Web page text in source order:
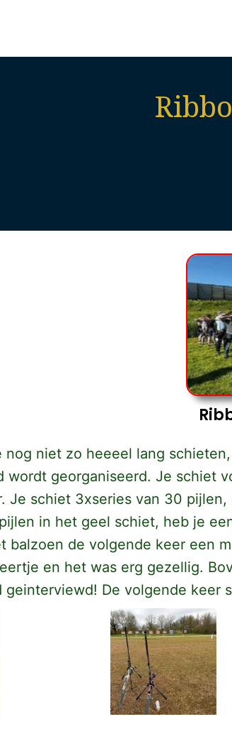
nog niet zo heeeel lang
wordt georganiseerd. Je schiet
Je schiet 3xseries van 30
in het geel schiet, heb je
balzoen de volgende keer een
en het was erg gezellig.
geinterviewd! De volgende keer